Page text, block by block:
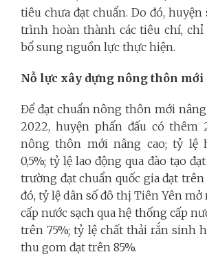
tiêu chưa đạt chuẩn. Do đó,
trình hoàn thành các tiêu chí, chỉ
bổ sung nguồn lực thực hiện.
Nỗ lực xây dựng nông thôn mới
Để đạt chuẩn nông thôn mới
2022, huyện phấn đấu có thêm
nông thôn mới nâng cao; tỷ lệ
0,5%; tỷ lệ lao động qua đào tạo
trường đạt chuẩn quốc gia đạt
đó, tỷ lệ dân số đô thị Tiên Yên mở
cấp nước sạch qua hệ thống cấp
trên 75%; tỷ lệ chất thải rắn sinh
thu gom đạt trên 85%.